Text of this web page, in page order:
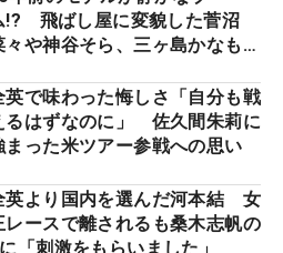
!? 飛ばし屋に変貌した菅沼
々や神谷そら、三ヶ島かなも使
たちの“飛ばしギア”】
英で味わった悔しさ「自分も戦
るはずなのに」 佐久間朱莉に
まった米ツアー参戦への思い
英より国内を選んだ河本結 女
レースで離されるも桑木志帆の
「刺激をもらいました」